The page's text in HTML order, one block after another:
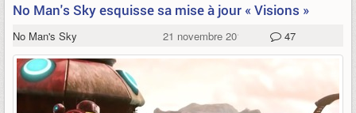
No Man's Sky esquisse sa mise à jour « Visions »
No Man's Sky 21 novembre 2018 47